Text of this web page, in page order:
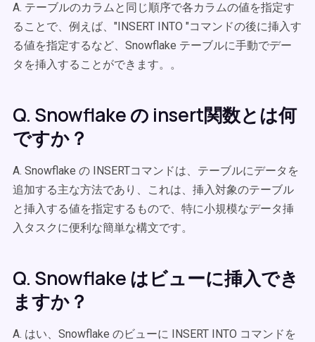
A. テーブルのカラムと同じ順序で各カラムの値を指定す
ることで、例えば、"INSERT INTO "コマンドの後に挿入す
る値を指定するなど、Snowflake テーブルに手動でデー
タを挿入することができます。。
Q. Snowflake の insert関数とは何
ですか？
A. Snowflake の INSERTコマンドは、テーブルにデータを
追加する主な方法であり、これは、挿入対象のテーブル
と挿入する値を指定するもので、特に小規模なデータ挿
入タスクに便利な簡単な構文です。
Q. Snowflake はビューに挿入でき
ますか？
A. はい、Snowflake のビューに INSERT INTO コマンドを